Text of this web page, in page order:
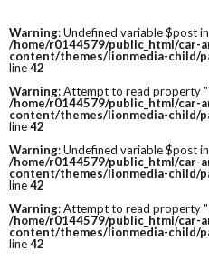
Warning: Undefined variable $post in
/home/r0144579/public_html/car-
content/themes/lionmedia-child/
line42
Warning: Attempt to read property
/home/r0144579/public_html/car-
content/themes/lionmedia-child/
line42
Warning: Undefined variable $post in
/home/r0144579/public_html/car-
content/themes/lionmedia-child/
line42
Warning: Attempt to read property
/home/r0144579/public_html/car-
content/themes/lionmedia-child/
line42